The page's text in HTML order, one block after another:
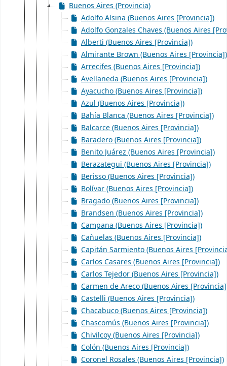
Buenos Aires (Provincia)
Adolfo Alsina (Buenos Aires [Provincia])
Adolfo Gonzales Chaves (Buenos Aires
Alberti (Buenos Aires [Provincia])
Almirante Brown (Buenos Aires [Provincia])
Arrecifes (Buenos Aires [Provincia])
Avellaneda (Buenos Aires [Provincia])
Ayacucho (Buenos Aires [Provincia])
Azul (Buenos Aires [Provincia])
Bahía Blanca (Buenos Aires [Provincia])
Balcarce (Buenos Aires [Provincia])
Baradero (Buenos Aires [Provincia])
Benito Juárez (Buenos Aires [Provincia])
Berazategui (Buenos Aires [Provincia])
Berisso (Buenos Aires [Provincia])
Bolívar (Buenos Aires [Provincia])
Bragado (Buenos Aires [Provincia])
Brandsen (Buenos Aires [Provincia])
Campana (Buenos Aires [Provincia])
Cañuelas (Buenos Aires [Provincia])
Capitán Sarmiento (Buenos Aires
Carlos Casares (Buenos Aires [Provincia])
Carlos Tejedor (Buenos Aires [Provincia])
Carmen de Areco (Buenos Aires
Castelli (Buenos Aires [Provincia])
Chacabuco (Buenos Aires [Provincia])
Chascomús (Buenos Aires [Provincia])
Chivilcoy (Buenos Aires [Provincia])
Colón (Buenos Aires [Provincia])
Coronel Rosales (Buenos Aires [Provincia])